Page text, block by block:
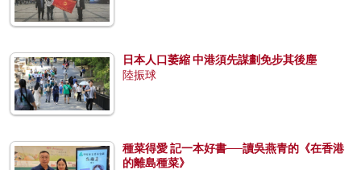
日本人口萎縮 中港須先謀劃免步其後塵
陸振球
種菜得愛 記一本好書──讀吳燕青的《在香港
的離島種菜》